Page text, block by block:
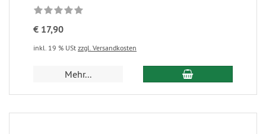
€ 17,90
inkl. 19 % USt zzgl. Versandkosten
Mehr...